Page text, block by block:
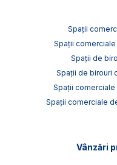
Spații
Spații comerciale
Spații de
Spații de birouri
Spații comerciale
Spații comerciale
Vânzări